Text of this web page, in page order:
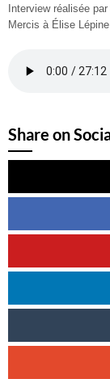
Interview réalisée
Mercis à Élise
Share on